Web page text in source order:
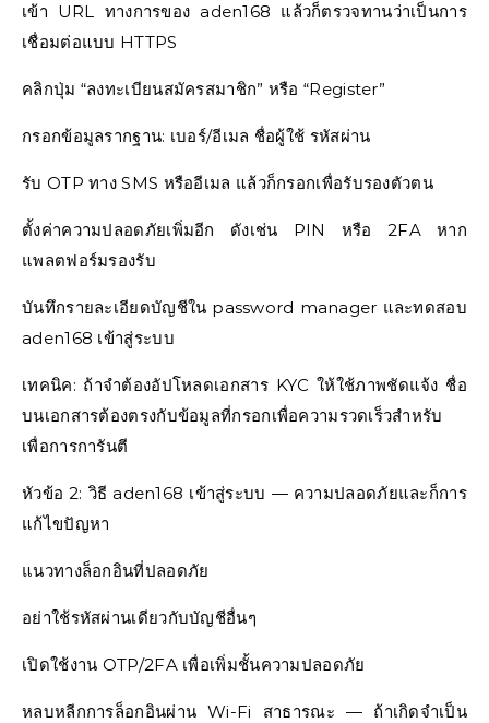
เข้า URL ทางการของ aden168 แล้วก็ตรวจทานว่าเป็นการ
เชื่อมต่อแบบ HTTPS
คลิกปุ่ม “ลงทะเบียนสมัครสมาชิก” หรือ “Register”
กรอกข้อมูลรากฐาน: เบอร์/อีเมล ชื่อผู้ใช้ รหัสผ่าน
รับ OTP ทาง SMS หรืออีเมล แล้วก็กรอกเพื่อรับรองตัวตน
ตั้งค่าความปลอดภัยเพิ่มอีก ดังเช่น PIN หรือ 2FA หาก
แพลตฟอร์มรองรับ
บันทึกรายละเอียดบัญชีใน password manager และทดสอบ
aden168 เข้าสู่ระบบ
เทคนิค: ถ้าจำต้องอัปโหลดเอกสาร KYC ให้ใช้ภาพชัดแจ้ง ชื่อ
บนเอกสารต้องตรงกับข้อมูลที่กรอกเพื่อความรวดเร็วสำหรับ
เพื่อการการันตี
หัวข้อ 2: วิธี aden168 เข้าสู่ระบบ — ความปลอดภัยและก็การ
แก้ไขปัญหา
แนวทางล็อกอินที่ปลอดภัย
อย่าใช้รหัสผ่านเดียวกับบัญชีอื่นๆ
เปิดใช้งาน OTP/2FA เพื่อเพิ่มชั้นความปลอดภัย
หลบหลีกการล็อกอินผ่าน Wi-Fi สาธารณะ — ถ้าเกิดจำเป็น